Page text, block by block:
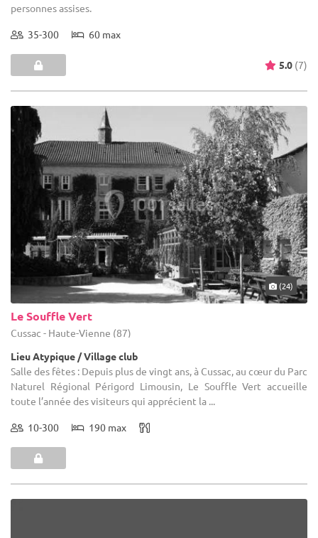
personnes assises.
35-300 60 max
5.0 (7)
(24)
Le Souffle Vert
Cussac - Haute-Vienne (87)
Lieu Atypique / Village club
Salle des fêtes : Depuis plus de vingt ans, à Cussac, au cœur du Parc
Naturel Régional Périgord Limousin, Le Souffle Vert accueille
toute l’année des visiteurs qui apprécient la ...
10-300 190 max